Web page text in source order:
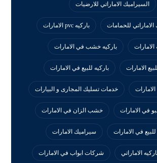
السيراميك الاماراتي للارضيات
الاماراتي للحمامات باركيه pvc الامارات
الامارات باركيه خشب في الامارات
الامارات باركيه للبيع في الامارات
خدمات تسليك المجارى و البيارات
في الامارات خشب الزان في الامارات
في الامارات سيراميك الامارات
الاماراتي شركات ابواب في الامارات